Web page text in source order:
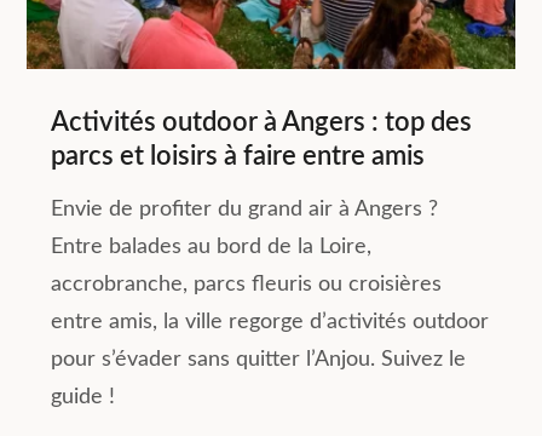
Activités outdoor à Angers : top des
parcs et loisirs à faire entre amis
Envie de profiter du grand air à Angers ?
Entre balades au bord de la Loire,
accrobranche, parcs fleuris ou croisières
entre amis, la ville regorge d’activités outdoor
pour s’évader sans quitter l’Anjou. Suivez le
guide !